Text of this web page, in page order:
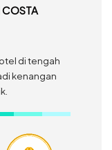
COSTA
di tengah
kenangan